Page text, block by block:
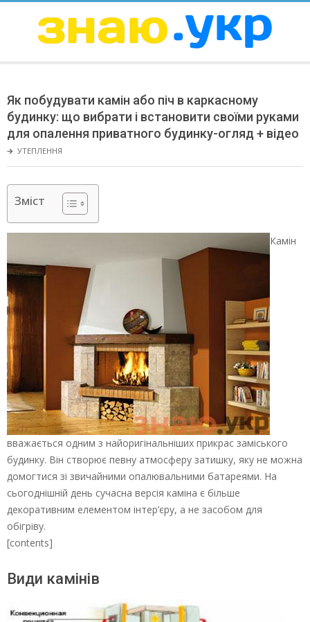
ЗНАЮ
Menu
Як побудувати камін або піч в каркасному
будинку: що вибрати і встановити своїми руками
для опалення приватного будинку-огляд + відео
🡲 УТЕПЛЕННЯ
Зміст
Камін
вважається одним з найоригінальніших прикрас заміського
будинку. Він створює певну атмосферу затишку, яку не можна
домогтися зі звичайними опалювальними батареями. На
сьогоднішній день сучасна версія каміна є більше
декоративним елементом інтер’єру, а не засобом для
обігріву.
[contents]
Види камінів